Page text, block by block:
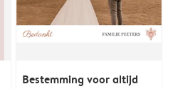
Bestemming voor altijd